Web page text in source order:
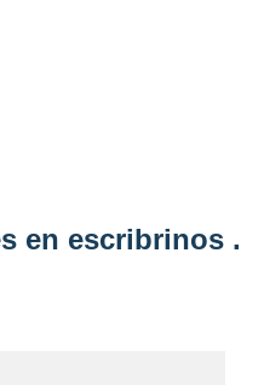
en escribrinos .